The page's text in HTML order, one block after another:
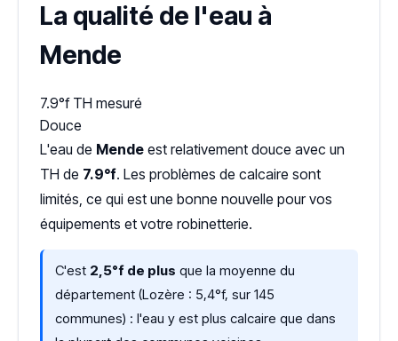
La qualité de l'eau à
Mende
7.9°f TH mesuré
Douce
L'eau de Mende est relativement douce avec un
TH de 7.9°f. Les problèmes de calcaire sont
limités, ce qui est une bonne nouvelle pour vos
équipements et votre robinetterie.
C'est 2,5°f de plus que la moyenne du
département (Lozère : 5,4°f, sur 145
communes) : l'eau y est plus calcaire que dans